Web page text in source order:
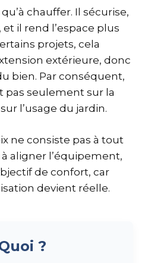
chauffer. Il sécurise,
il rend l’espace plus
projets, cela
extérieure, donc
bien. Par conséquent,
pas seulement sur la
l’usage du jardin.
ne consiste pas à tout
aligner l’équipement,
de confort, car
devient réelle.
?